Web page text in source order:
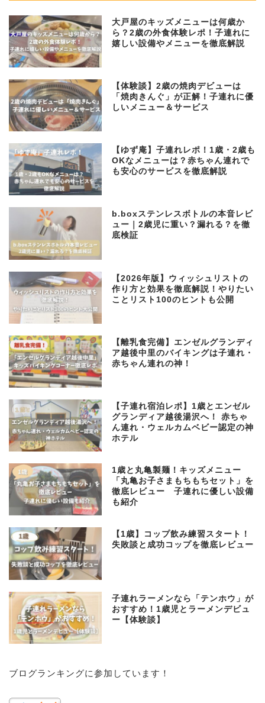
大戸屋のキッズメニューは何歳か
ら？2歳の外食体験レポ！子連れに
嬉しい設備やメニューを徹底解説
【体験談】2歳の焼肉デビューは
「焼肉きんぐ」が正解！子連れに優
しいメニュー＆サービス
【ゆず庵】子連れレポ！1歳・2歳も
OKなメニューは？赤ちゃん連れで
も安心のサービスを徹底解説
b.boxステンレスボトルの本音レビ
ュー｜2歳児に重い？漏れる？を徹
底検証
【2026年版】ウィッシュリストの
作り方と効果を徹底解説！やりたい
ことリスト100のヒントも公開
【離乳食完備】エンゼルグランディ
ア越後中里のバイキングは子連れ・
赤ちゃん連れの神！
【子連れ宿泊レポ】1歳とエンゼル
グランディア越後湯沢へ！ 赤ちゃ
ん連れ・ウェルカムベビー認定の神
ホテル
1歳と丸亀製麺！キッズメニュー
「丸亀お子さまもちもちセット」を
徹底レビュー 子連れに優しい設備
も紹介
【1歳】コップ飲み練習スタート！
失敗談と成功コップを徹底レビュー
子連れラーメンなら「テンホウ」が
おすすめ！1歳児とラーメンデビュ
ー【体験談】
ブログランキングに参加しています！プロフィール